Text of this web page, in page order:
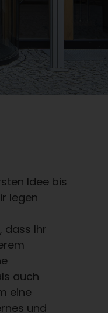
Idee bis
legen
dass Ihr
auch
eine
und